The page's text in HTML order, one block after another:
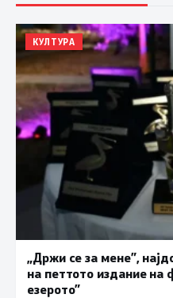
КУЛТУРА
„Држи се за мене”,
на петтото издание на
езерото”